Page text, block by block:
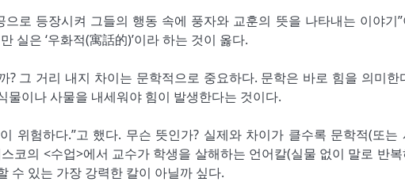
로 등장시켜 그들의 행동 속에 풍자와 교훈의 뜻을 나타내는 이야기”
실은 ‘우화적(寓話的)’이라 하는 것이 옳다.
그 거리 내지 차이는 문학적으로 중요하다. 문학은 바로 힘을 의미한
이나 사물을 내세워야 힘이 발생한다는 것이다.
위험하다.”고 했다. 무슨 뜻인가? 실제와 차이가 클수록 문학적(또는
코의 <수업>에서 교수가 학생을 살해하는 언어칼(실물 없이 말로 반
수 있는 가장 강력한 칼이 아닐까 싶다.